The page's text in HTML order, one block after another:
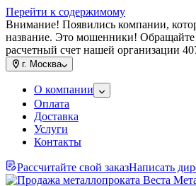
Перейти к содержимому
Внимание! Появились компании,
название. Это мошенники!
расчетный счет нашей организации
г. Москва
О компании
Оплата
Доставка
Услуги
Контакты
Рассчитайте свой заказНаписать